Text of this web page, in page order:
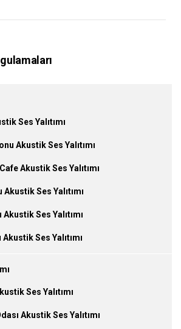
Ses Yalıtımı
Akustik Ses Yalıtımı
Akustik Ses Yalıtımı
Ses Yalıtımı
Ses Yalıtımı
Akustik Ses Yalıtımı
Ses Yalıtımı
Akustik Ses Yalıtımı